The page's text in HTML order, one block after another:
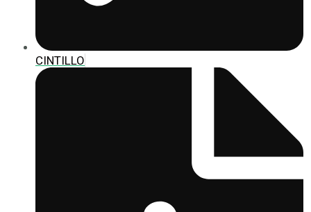
CINTILLO